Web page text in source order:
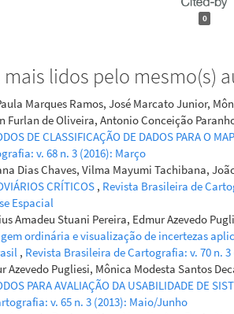
0
lidos pelo mesmo(s)
Marques Ramos, José Marcato Junior,
Furlan de Oliveira, Antonio Conceição
DE CLASSIFICAÇÃO DE DADOS PARA O
v. 68 n. 3 (2016): Março
Dias Chaves, Vilma Mayumi Tachibana,
CRÍTICOS , Revista Brasileira de
Espacial
Amadeu Stuani Pereira, Edmur Azevedo
ordinária e visualização de incertezas
, Revista Brasileira de Cartografia: v. 70 n.
Azevedo Pugliesi, Mônica Modesta Santos
PARA AVALIAÇÃO DA USABILIDADE DE
v. 65 n. 3 (2013): Maio/Junho